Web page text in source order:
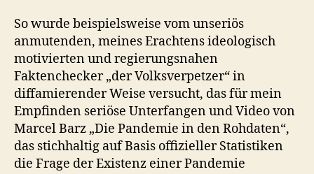
So wurde beispielsweise vom unseriös
anmutenden, meines Erachtens ideologisch
motivierten und regierungsnahen
Faktenchecker „der Volksverpetzer“ in
diffamierender Weise versucht, das für mein
Empfinden seriöse Unterfangen und Video von
Marcel Barz „Die Pandemie in den Rohdaten“,
das stichhaltig auf Basis offizieller Statistiken
die Frage der Existenz einer Pandemie